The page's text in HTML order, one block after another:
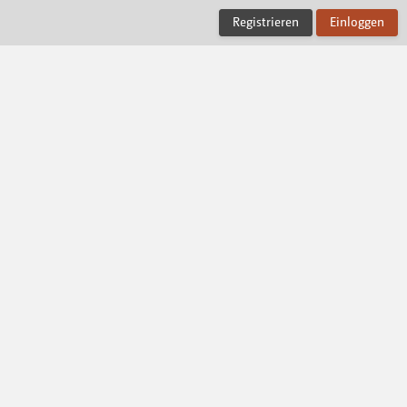
Registrieren Einloggen